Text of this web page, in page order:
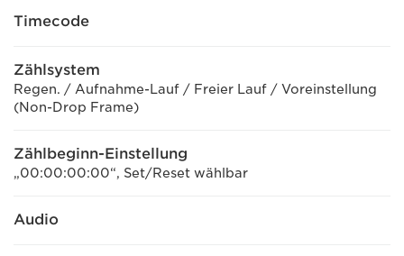
Timecode
Zählsystem
Regen. / Aufnahme-Lauf / Freier Lauf / Voreinstellung
(Non-Drop Frame)
Zählbeginn-Einstellung
„00:00:00:00“, Set/Reset wählbar
Audio